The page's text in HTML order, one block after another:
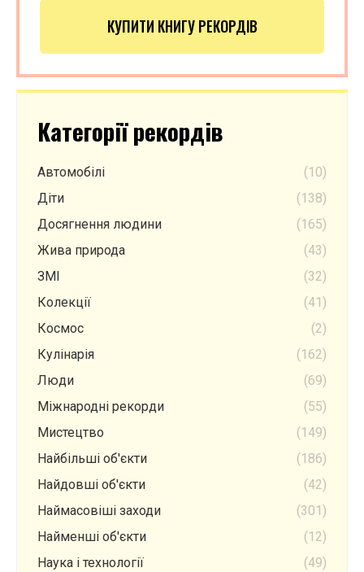
КУПИТИ КНИГУ РЕКОРДІВ
Категорії рекордів
Автомобілі
(10)
Діти
(138)
Досягнення людини
(165)
Жива природа
(43)
ЗМІ
(32)
Колекції
(41)
Космос
(2)
Кулінарія
(162)
Люди
(69)
Міжнародні рекорди
(55)
Мистецтво
(149)
Найбільші об'єкти
(186)
Найдовші об'єкти
(42)
Наймасовіші заходи
(301)
Найменші об'єкти
(12)
Наука і технології
(49)